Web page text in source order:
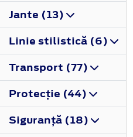
Jante (13)
Linie stilistică (6)
Transport (77)
Protecţie (44)
Siguranţă (18)